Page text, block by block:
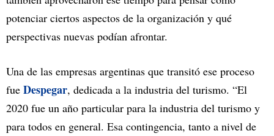
potenciar ciertos aspectos de la organización y qué
perspectivas nuevas podían afrontar.
Una de las empresas argentinas que transitó ese proceso
fue Despegar, dedicada a la industria del turismo. “El
2020 fue un año particular para la industria del turismo y
para todos en general. Esa contingencia, tanto a nivel de